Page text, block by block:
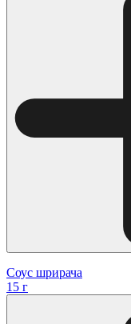
Соус шрирача
15 г